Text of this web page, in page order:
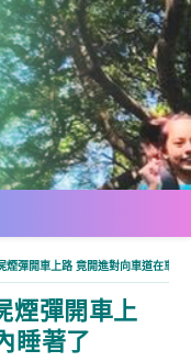
煙彈開車上路 竟開進對向車道在車內
煙彈開車上
睡著了